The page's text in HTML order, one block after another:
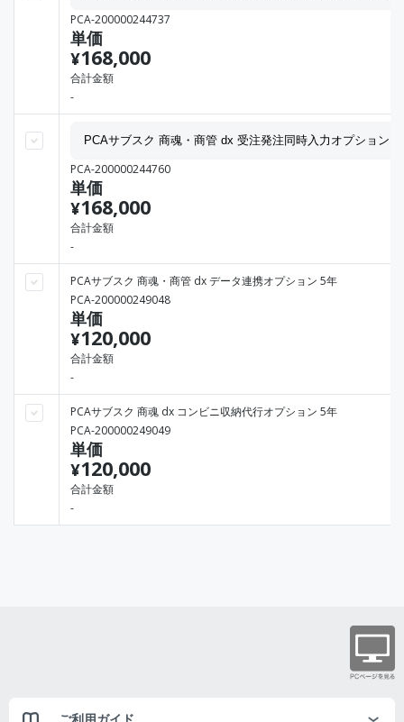
PCA-200000244737
単価
¥168,000
合計金額
-
PCA-200000244760
単価
¥168,000
合計金額
-
PCAサブスク 商魂・商管 dx データ連携オプション 5年
PCA-200000249048
単価
¥120,000
合計金額
-
PCAサブスク 商魂 dx コンビニ収納代行オプション 5年
PCA-200000249049
単価
¥120,000
合計金額
-